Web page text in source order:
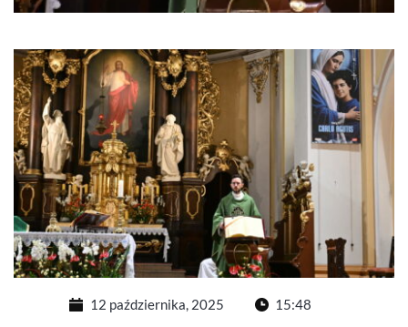
12 października, 2025 15:48